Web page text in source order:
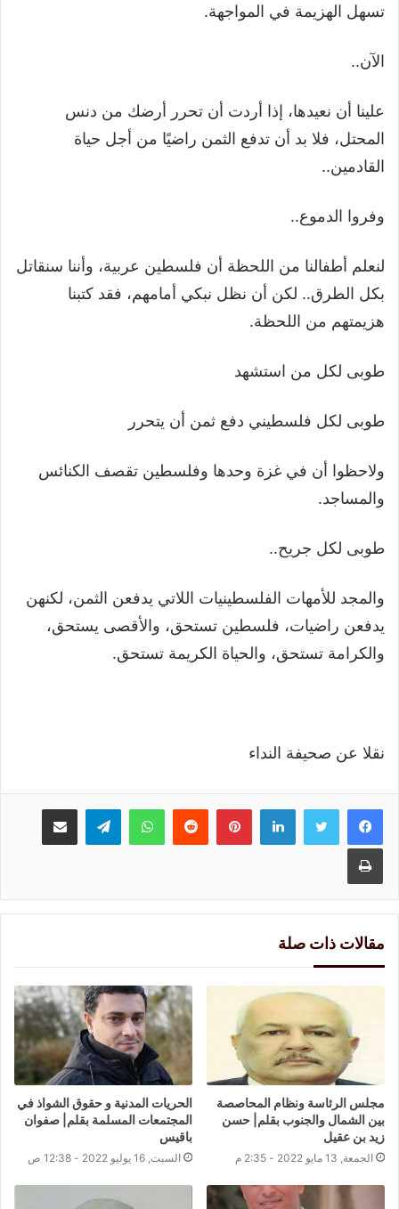
تسهل الهزيمة في المواجهة.
الآن..
علينا أن نعيدها، إذا أردت أن تحرر أرضك من دنس
المحتل، فلا بد أن تدفع الثمن راضيًا من أجل حياة
القادمين..
وفروا الدموع..
لنعلم أطفالنا من اللحظة أن فلسطين عربية، وأننا سنقاتل
بكل الطرق.. لكن أن نظل نبكي أمامهم، فقد كتبنا
هزيمتهم من اللحظة.
طوبى لكل من استشهد
طوبى لكل فلسطيني دفع ثمن أن يتحرر
ولاحظوا أن في غزة وحدها وفلسطين تقصف الكنائس
والمساجد.
طوبى لكل جريح..
والمجد للأمهات الفلسطينيات اللاتي يدفعن الثمن، لكنهن
يدفعن راضيات، فلسطين تستحق، والأقصى يستحق،
والكرامة تستحق، والحياة الكريمة تستحق.
نقلا عن صحيفة النداء
لينكدإنبينتيريست واتسابتيلقرام مشاركة عبر البريد
طباعة
مقالات ذات صلة
مجلس الرئاسة ونظام المحاصصة
بين الشمال والجنوب بقلم| حسن
زيد بن عقيل
الجمعة, 13 مايو 2022 - 2:35 م
الحريات المدنية و حقوق الشواذ في
المجتمعات المسلمة بقلم| صفوان
باقيس
السبت, 16 يوليو 2022 - 12:38 ص